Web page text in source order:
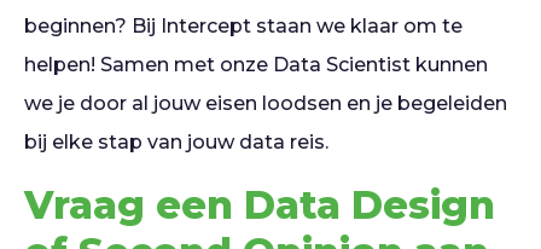
beginnen? Bij Intercept staan we klaar om te
helpen! Samen met onze Data Scientist kunnen
we je door al jouw eisen loodsen en je begeleiden
bij elke stap van jouw data reis.
Vraag een Data Design